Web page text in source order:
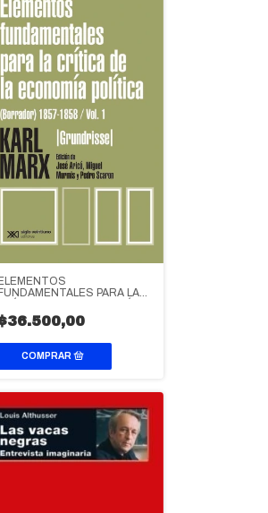
ELEMENTOS
FUNDAMENTALES PARA LA
(BORRADOR) 1857-
VOL. 1